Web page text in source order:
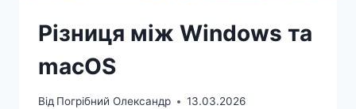
Різниця між Windows та
macOS
Від Погрібний Олександр 13.03.2026